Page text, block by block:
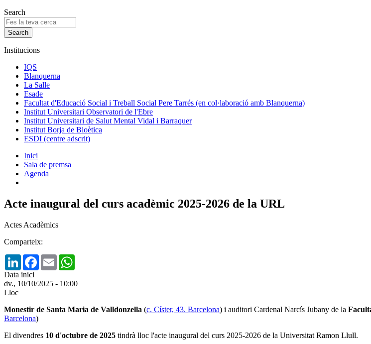
Search
Institucions
IQS
Blanquerna
La Salle
Esade
Facultat d'Educació Social i Treball Social Pere Tarrés (en col·laboració amb Blanquerna)
Institut Universitari Observatori de l'Ebre
Institut Universitari de Salut Mental Vidal i Barraquer
Institut Borja de Bioètica
ESDI (centre adscrit)
Inici
Sala de premsa
Agenda
Acte inaugural del curs acadèmic 2025-2026 de la URL
Actes Acadèmics
Comparteix:
LinkedInFacebook
Email
Data inici
dv., 10/10/2025 - 10:00
Lloc
Monestir de Santa Maria de Valldonzella (c. Císter, 43. Barcelona) i auditori Cardenal Narcís Jubany de la
Barcelona)
El divendres 10 d'octubre de 2025 tindrà lloc l'acte inaugural del curs 2025-2026 de la Universitat Ramon Llull.